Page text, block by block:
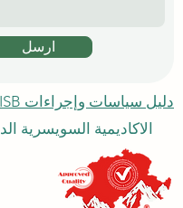
ارسل
دليل سياسات وإجراءات ISB
الاكاديمية السويسرية